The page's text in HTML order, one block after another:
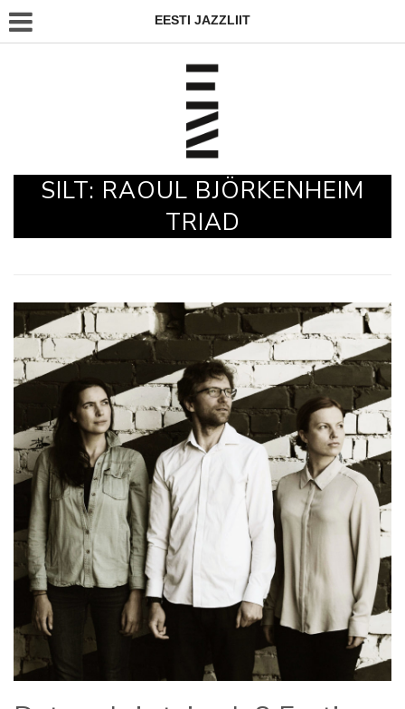
EESTI JAZZLIIT
SILT: RAOUL BJÖRKENHEIM
TRIAD